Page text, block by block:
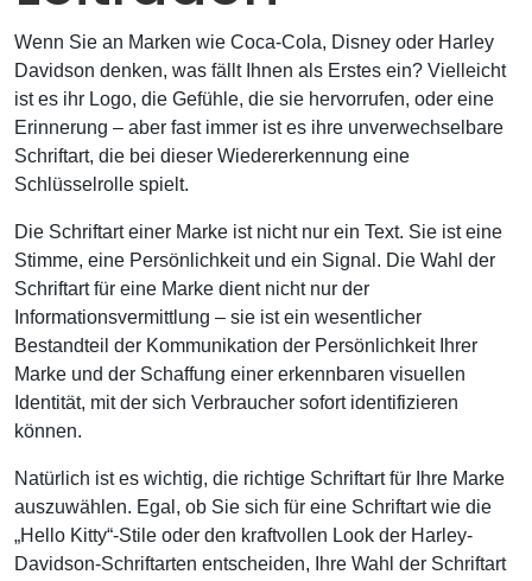
Wenn Sie an Marken wie Coca-Cola, Disney oder Harley
Davidson denken, was fällt Ihnen als Erstes ein? Vielleicht
ist es ihr Logo, die Gefühle, die sie hervorrufen, oder eine
Erinnerung – aber fast immer ist es ihre unverwechselbare
Schriftart, die bei dieser Wiedererkennung eine
Schlüsselrolle spielt.
Die Schriftart einer Marke ist nicht nur ein Text. Sie ist eine
Stimme, eine Persönlichkeit und ein Signal. Die Wahl der
Schriftart für eine Marke dient nicht nur der
Informationsvermittlung – sie ist ein wesentlicher
Bestandteil der Kommunikation der Persönlichkeit Ihrer
Marke und der Schaffung einer erkennbaren visuellen
Identität, mit der sich Verbraucher sofort identifizieren
können.
Natürlich ist es wichtig, die richtige Schriftart für Ihre Marke
auszuwählen. Egal, ob Sie sich für eine Schriftart wie die
„Hello Kitty“-Stile oder den kraftvollen Look der Harley-
Davidson-Schriftarten entscheiden, Ihre Wahl der Schriftart